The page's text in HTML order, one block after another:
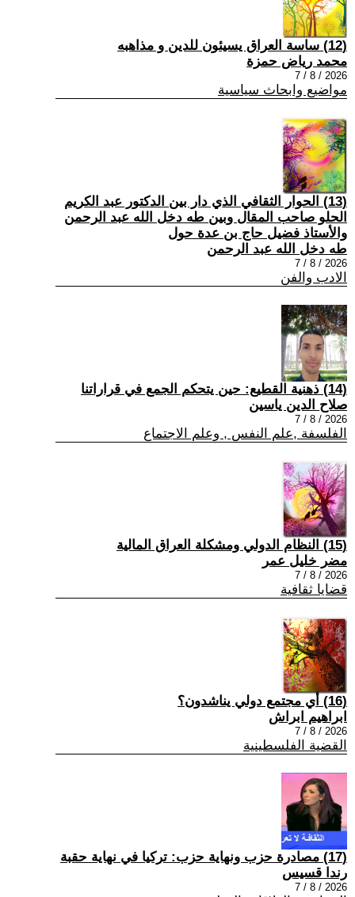
(12) ساسة العراق يسيئون للدين و مذاهبه
محمد رياض حمزة
2026 / 8 / 7
مواضيع وابحاث سياسية
(13) الحوار الثقافي الذي دار بين الدكتور عبد الكريم
الحلو صاحب المقال وبين طه دخل الله عبد الرحمن
والأستاذ فضيل حاج بن عدة حول
طه دخل الله عبد الرحمن
2026 / 8 / 7
الادب والفن
(14) ذهنية القطيع: حين يتحكم الجمع في قراراتنا
صلاح الدين ياسين
2026 / 8 / 7
الفلسفة ,علم النفس , وعلم الاجتماع
(15) النظام الدولي ومشكلة العراق المالية
مضر خليل عمر
2026 / 8 / 7
قضايا ثقافية
(16) أي مجتمع دولي يناشدون؟
ابراهيم ابراش
2026 / 8 / 7
القضية الفلسطينية
(17) مصادرة حزب ونهاية حزب: تركيا في نهاية حقبة
رندا قسيس
2026 / 8 / 7